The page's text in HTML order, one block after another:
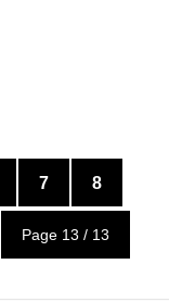
7 8
Page 13 / 13